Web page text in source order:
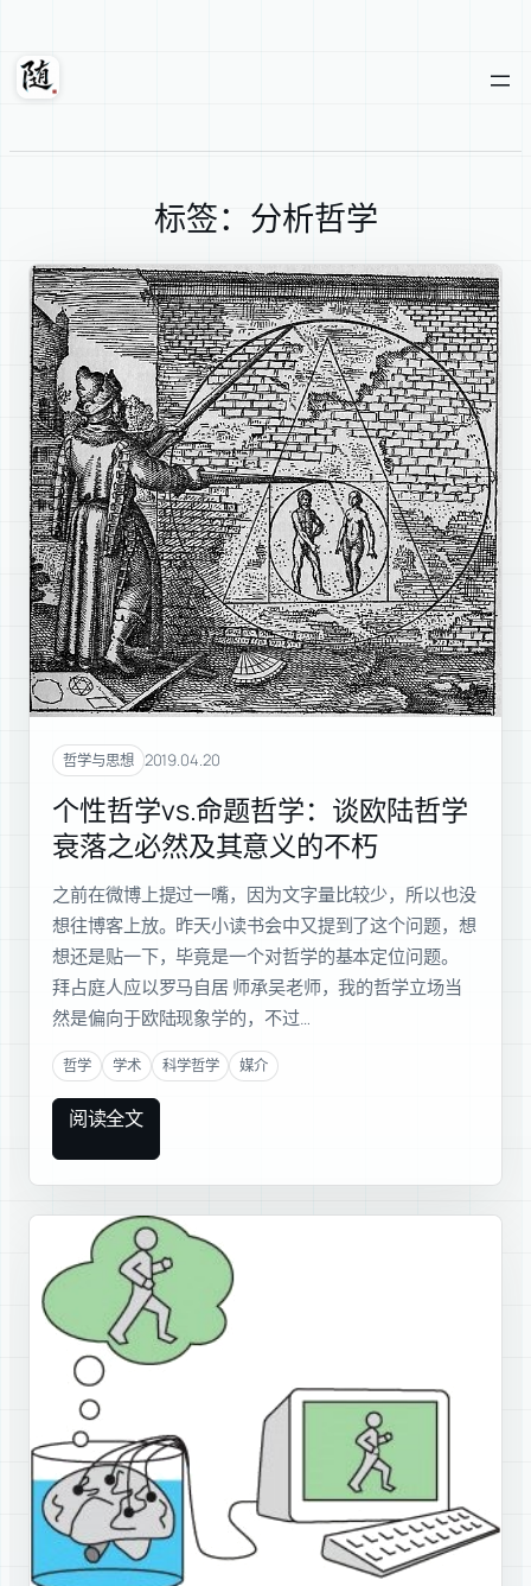
内
随轩
标签：分析哲学
哲学与思想 2019.04.20
个性哲学vs.命题哲学：谈欧陆哲学
衰落之必然及其意义的不朽
之前在微博上提过一嘴，因为文字量比较少，所以也没
想往博客上放。昨天小读书会中又提到了这个问题，想
想还是贴一下，毕竟是一个对哲学的基本定位问题。
拜占庭人应以罗马自居 师承吴老师，我的哲学立场当
然是偏向于欧陆现象学的，不过…
哲学 学术 科学哲学 媒介
阅读全文